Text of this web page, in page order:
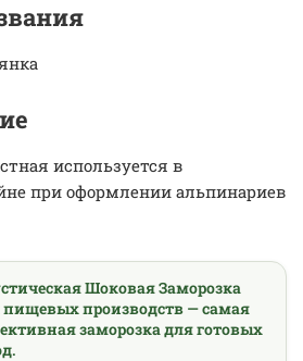
используется в
при оформлении альпинариев
Шоковая Заморозка
пищевых производств — самая
заморозка для готовых